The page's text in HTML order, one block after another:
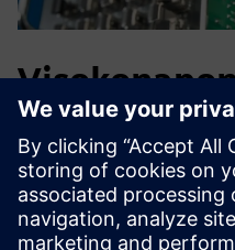
istosmjerne
Upravljajte
unutar mikrosekundi bez
prilagođenog hardvera. TM